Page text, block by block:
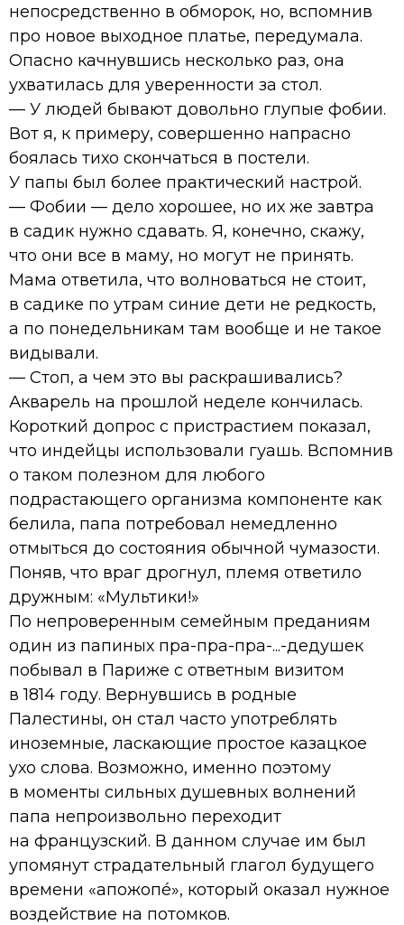
непосредственно в обморок, но, вспомнив
про новое выходное платье, передумала.
Опасно качнувшись несколько раз, она
ухватилась для уверенности за стол.
— У людей бывают довольно глупые фобии.
Вот я, к примеру, совершенно напрасно
боялась тихо скончаться в постели.
У папы был более практический настрой.
— Фобии — дело хорошее, но их же завтра
в садик нужно сдавать. Я, конечно, скажу,
что они все в маму, но могут не принять.
Мама ответила, что волноваться не стоит,
в садике по утрам синие дети не редкость,
а по понедельникам там вообще и не такое
видывали.
— Стоп, а чем это вы раскрашивались?
Акварель на прошлой неделе кончилась.
Короткий допрос с пристрастием показал,
что индейцы использовали гуашь. Вспомнив
о таком полезном для любого
подрастающего организма компоненте как
белила, папа потребовал немедленно
отмыться до состояния обычной чумазости.
Поняв, что враг дрогнул, племя ответило
дружным: «Мультики!»
По непроверенным семейным преданиям
один из папиных пра-пра-пра-...-дедушек
побывал в Париже с ответным визитом
в 1814 году. Вернувшись в родные
Палестины, он стал часто употреблять
иноземные, ласкающие простое казацкое
ухо слова. Возможно, именно поэтому
в моменты сильных душевных волнений
папа непроизвольно переходит
на французский. В данном случае им был
упомянут страдательный глагол будущего
времени «апожопé», который оказал нужное
воздействие на потомков.